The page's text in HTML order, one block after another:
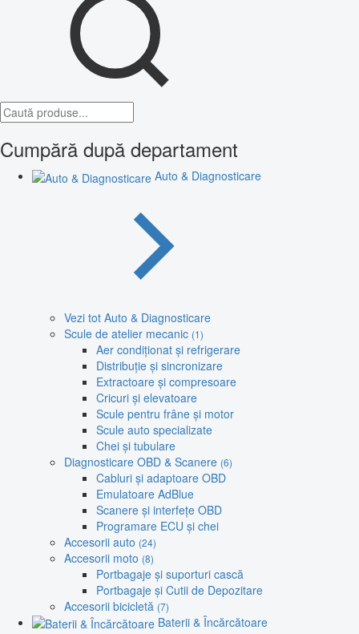
Cumpără după departament
Auto & Diagnosticare
Vezi tot Auto & Diagnosticare
Scule de atelier mecanic (1)
Aer condiționat și refrigerare
Distribuție și sincronizare
Extractoare și compresoare
Cricuri și elevatoare
Scule pentru frâne și motor
Scule auto specializate
Chei și tubulare
Diagnosticare OBD & Scanere (6)
Cabluri și adaptoare OBD
Emulatoare AdBlue
Scanere și interfețe OBD
Programare ECU și chei
Accesorii auto (24)
Accesorii moto (8)
Portbagaje și suporturi cască
Portbagaje și Cutii de Depozitare
Accesorii bicicletă (7)
Baterii & Încărcătoare